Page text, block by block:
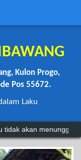
Kulon Progo,
Pos 55672.
Laku
kesuksesan.".~
tidak akan